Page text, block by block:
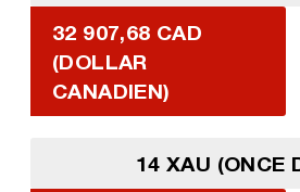
32 907,68 CAD
(DOLLAR
CANADIEN)
14 XAU (ONCE